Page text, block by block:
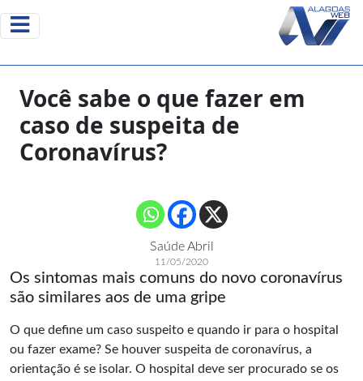
Você sabe o que fazer em
caso de suspeita de
Coronavírus?
Saúde Abril
11/05/2020
Os sintomas mais comuns do novo coronavírus
são similares aos de uma gripe
O que define um caso suspeito e quando ir para o hospital
ou fazer exame? Se houver suspeita de coronavírus, a
orientação é se isolar. O hospital deve ser procurado se os